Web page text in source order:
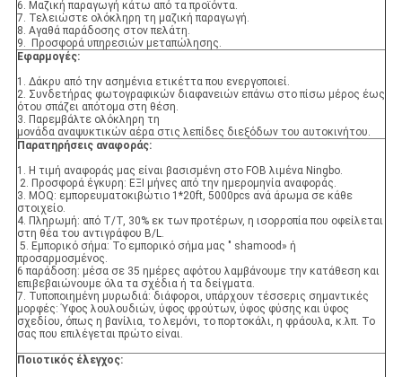
6. Μαζική παραγωγή κάτω από τα προϊόντα.
7. Τελειώστε ολόκληρη τη μαζική παραγωγή.
8. Αγαθά παράδοσης στον πελάτη.
9. Προσφορά υπηρεσιών μεταπώλησης.
Εφαρμογές:
1. Δάκρυ από την ασημένια ετικέττα που ενεργοποιεί.
2. Συνδετήρας φωτογραφικών διαφανειών επάνω στο πίσω μέρος έως
ότου σπάζει απότομα στη θέση.
3. Παρεμβάλτε ολόκληρη τη
μονάδα αναψυκτικών αέρα στις λεπίδες διεξόδων του αυτοκινήτου.
Παρατηρήσεις αναφοράς:
1. Η τιμή αναφοράς μας είναι βασισμένη στο FOB λιμένα Ningbo.
2. Προσφορά έγκυρη: ΕΞΙ μήνες από την ημερομηνία αναφοράς.
3. MOQ: εμπορευματοκιβώτιο 1*20ft, 5000pcs ανά άρωμα σε κάθε
στοιχείο.
4. Πληρωμή: από T/T, 30% εκ των προτέρων, η ισορροπία που οφείλεται
στη θέα του αντιγράφου B/L.
5. Εμπορικό σήμα: Το εμπορικό σήμα μας " shamood» ή
προσαρμοσμένος.
6 παράδοση: μέσα σε 35 ημέρες αφότου λαμβάνουμε την κατάθεση και
επιβεβαιώνουμε όλα τα σχέδια ή τα δείγματα.
7. Τυποποιημένη μυρωδιά: διάφοροι, υπάρχουν τέσσερις σημαντικές
μορφές: Ύφος λουλουδιών, ύφος φρούτων, ύφος φύσης και ύφος
σχεδίου, όπως η βανίλια, το λεμόνι, το πορτοκάλι, η φράουλα, κ.λπ. Το
σας που επιλέγεται πρώτο είναι.
Ποιοτικός έλεγχος: